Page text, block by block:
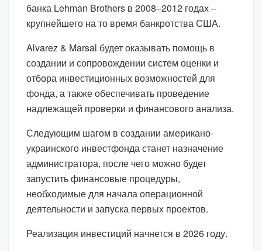
банка Lehman Brothers в 2008–2012 годах –
крупнейшего на то время банкротства США.
Alvarez & Marsal будет оказывать помощь в
создании и сопровождении систем оценки и
отбора инвестиционных возможностей для
фонда, а также обеспечивать проведение
надлежащей проверки и финансового анализа.
Следующим шагом в создании американо-
украинского инвестфонда станет назначение
администратора, после чего можно будет
запустить финансовые процедуры,
необходимые для начала операционной
деятельности и запуска первых проектов.
Реализация инвестиций начнется в 2026 году.